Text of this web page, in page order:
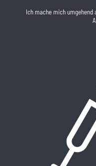
Ich mache mich umgehend